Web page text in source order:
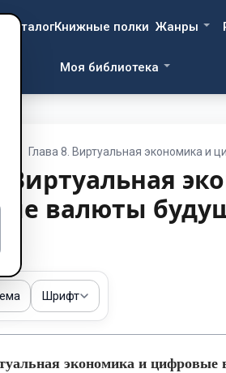
КаталогКнижные полки Жанры
Моя библиотека
Глава 8. Виртуальная экономика и
Виртуальная
валюты
Шрифт
экономика и цифровые